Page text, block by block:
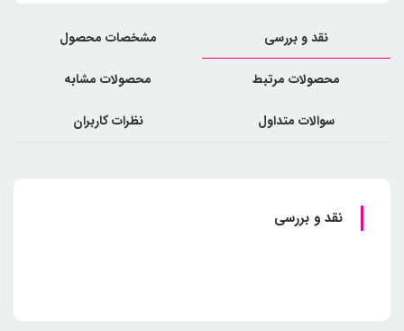
نقد و بررسی مشخصات محصول
محصولات مرتبط محصولات مشابه
سوالات متداول نظرات کاربران
نقد و بررسی